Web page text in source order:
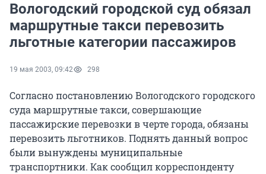
Вологодский городской суд обязал
маршрутные такси перевозить
льготные категории пассажиров
19 мая 2003, 09:42 298
Согласно постановлению Вологодского городского
суда маршрутные такси, совершающие
пассажирские перевозки в черте города, обязаны
перевозить льготников. Поднять данный вопрос
были вынуждены муниципальные
транспортники. Как сообщил корреспонденту